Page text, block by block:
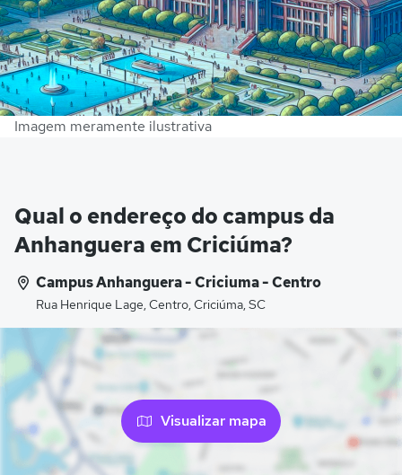
Imagem meramente ilustrativa
Qual o endereço do campus da
Anhanguera em Criciúma?
Campus Anhanguera - Criciuma - Centro
Rua Henrique Lage, Centro, Criciúma, SC
Visualizar mapa